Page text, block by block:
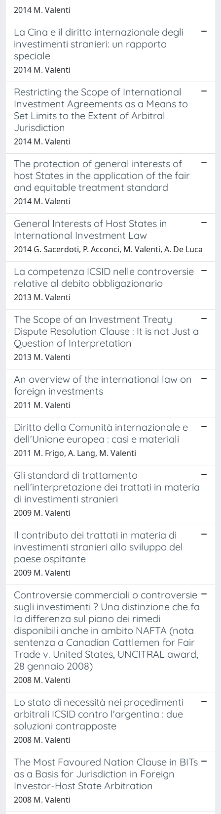
2014 M. Valenti
La Cina e il diritto internazionale degli
investimenti stranieri: un rapporto
speciale
2014 M. Valenti
Restricting the Scope of International
Investment Agreements as a Means to
Set Limits to the Extent of Arbitral
Jurisdiction
2014 M. Valenti
The protection of general interests of
host States in the application of the fair
and equitable treatment standard
2014 M. Valenti
General Interests of Host States in
International Investment Law
2014 G. Sacerdoti, P. Acconci, M. Valenti, A. De Luca
La competenza ICSID nelle controversie
relative al debito obbligazionario
2013 M. Valenti
The Scope of an Investment Treaty
Dispute Resolution Clause : It is not Just a
Question of Interpretation
2013 M. Valenti
An overview of the international law on
foreign investments
2011 M. Valenti
Diritto della Comunità internazionale e
dell'Unione europea : casi e materiali
2011 M. Frigo, A. Lang, M. Valenti
Gli standard di trattamento
nell'interpretazione dei trattati in materia
di investimenti stranieri
2009 M. Valenti
Il contributo dei trattati in materia di
investimenti stranieri allo sviluppo del
paese ospitante
2009 M. Valenti
Controversie commerciali o controversie
sugli investimenti ? Una distinzione che fa
la differenza sul piano dei rimedi
disponibili anche in ambito NAFTA (nota
sentenza a Canadian Cattlemen for Fair
Trade v. United States, UNCITRAL award,
28 gennaio 2008)
2008 M. Valenti
Lo stato di necessità nei procedimenti
arbitrali ICSID contro l'argentina : due
soluzioni contrapposte
2008 M. Valenti
The Most Favoured Nation Clause in BITs
as a Basis for Jurisdiction in Foreign
Investor-Host State Arbitration
2008 M. Valenti